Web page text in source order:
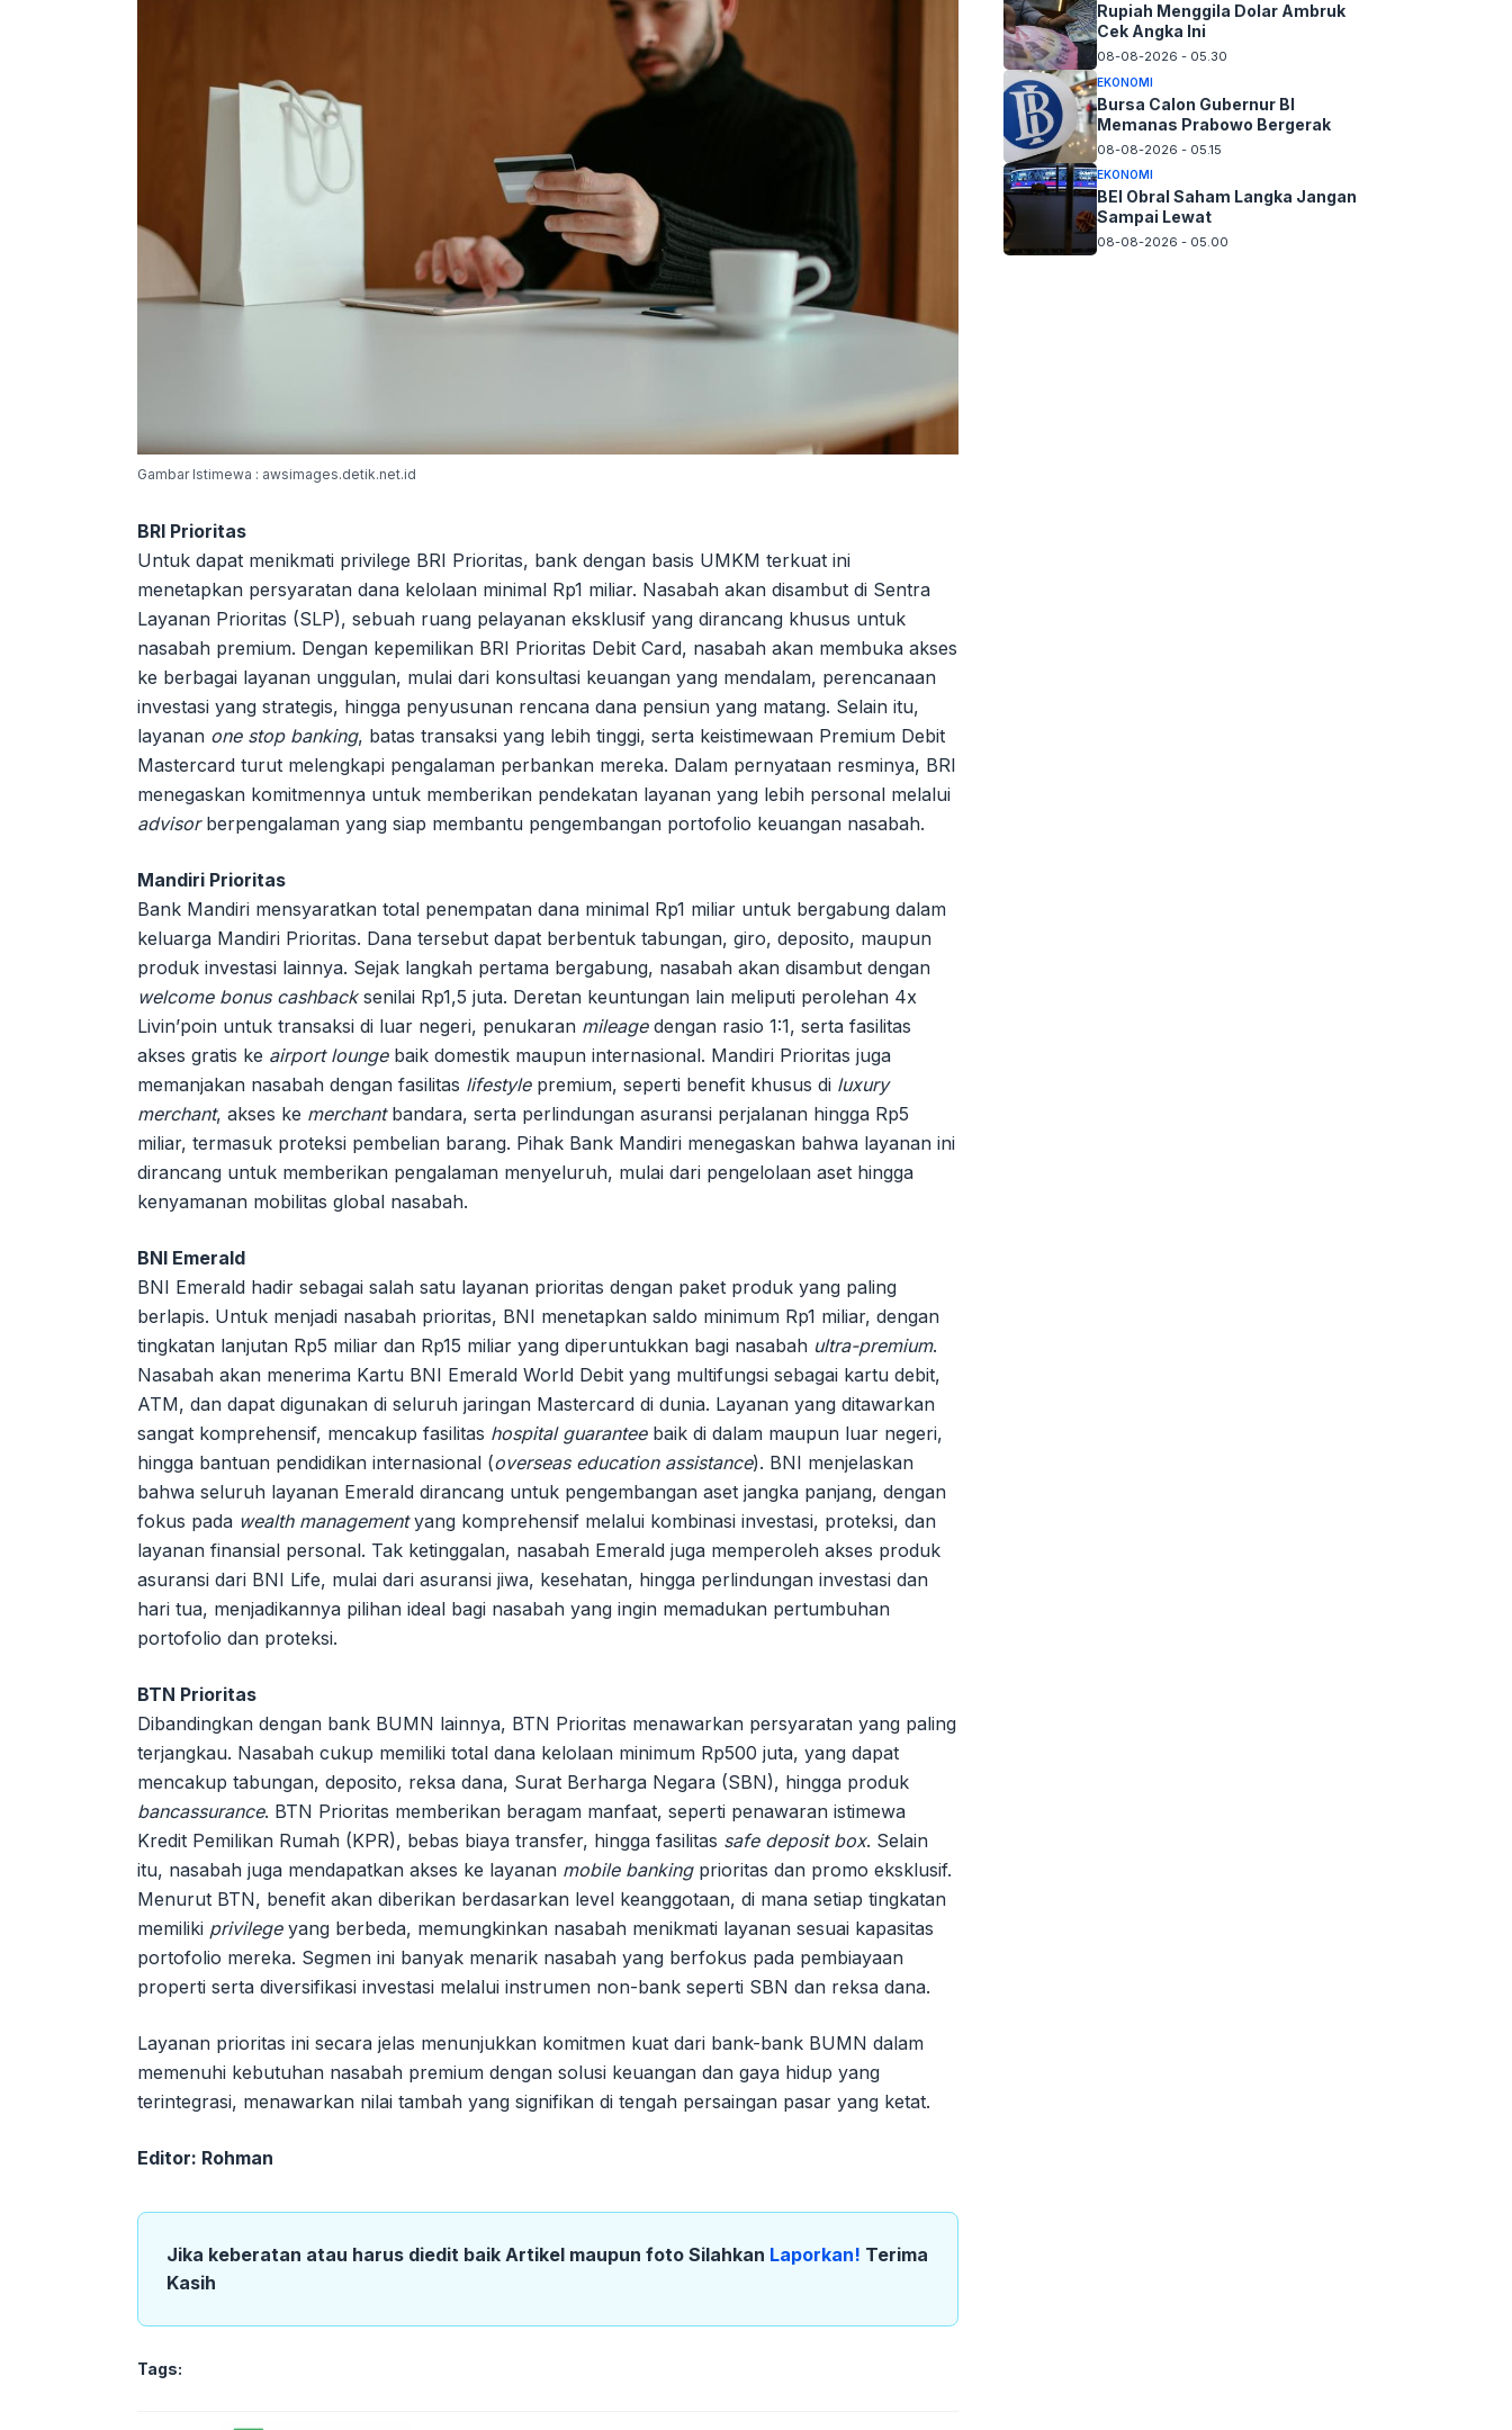
Gambar Istimewa : awsimages.detik.net.id
BRI Prioritas
Untuk dapat menikmati privilege BRI Prioritas, bank dengan basis UMKM terkuat ini
menetapkan persyaratan dana kelolaan minimal Rp1 miliar. Nasabah akan disambut di Sentra
Layanan Prioritas (SLP), sebuah ruang pelayanan eksklusif yang dirancang khusus untuk
nasabah premium. Dengan kepemilikan BRI Prioritas Debit Card, nasabah akan membuka akses
ke berbagai layanan unggulan, mulai dari konsultasi keuangan yang mendalam, perencanaan
investasi yang strategis, hingga penyusunan rencana dana pensiun yang matang. Selain itu,
layanan one stop banking, batas transaksi yang lebih tinggi, serta keistimewaan Premium Debit
Mastercard turut melengkapi pengalaman perbankan mereka. Dalam pernyataan resminya, BRI
menegaskan komitmennya untuk memberikan pendekatan layanan yang lebih personal melalui
advisorberpengalaman yang siap membantu pengembangan portofolio keuangan nasabah.
Mandiri Prioritas
Bank Mandiri mensyaratkan total penempatan dana minimal Rp1 miliar untuk bergabung dalam
keluarga Mandiri Prioritas. Dana tersebut dapat berbentuk tabungan, giro, deposito, maupun
produk investasi lainnya. Sejak langkah pertama bergabung, nasabah akan disambut dengan
welcome bonus cashbacksenilai Rp1,5 juta. Deretan keuntungan lain meliputi perolehan 4x
Livin’poin untuk transaksi di luar negeri, penukaran mileagedengan rasio 1:1, serta fasilitas
akses gratis ke airport loungebaik domestik maupun internasional. Mandiri Prioritas juga
memanjakan nasabah dengan fasilitas lifestylepremium, seperti benefit khusus di luxury
merchant, akses ke merchantbandara, serta perlindungan asuransi perjalanan hingga Rp5
miliar, termasuk proteksi pembelian barang. Pihak Bank Mandiri menegaskan bahwa layanan ini
dirancang untuk memberikan pengalaman menyeluruh, mulai dari pengelolaan aset hingga
kenyamanan mobilitas global nasabah.
BNI Emerald
BNI Emerald hadir sebagai salah satu layanan prioritas dengan paket produk yang paling
berlapis. Untuk menjadi nasabah prioritas, BNI menetapkan saldo minimum Rp1 miliar, dengan
tingkatan lanjutan Rp5 miliar dan Rp15 miliar yang diperuntukkan bagi nasabah ultra-premium.
Nasabah akan menerima Kartu BNI Emerald World Debit yang multifungsi sebagai kartu debit,
ATM, dan dapat digunakan di seluruh jaringan Mastercard di dunia. Layanan yang ditawarkan
sangat komprehensif, mencakup fasilitas hospital guaranteebaik di dalam maupun luar negeri,
hingga bantuan pendidikan internasional (overseas education assistance). BNI menjelaskan
bahwa seluruh layanan Emerald dirancang untuk pengembangan aset jangka panjang, dengan
fokus pada wealth managementyang komprehensif melalui kombinasi investasi, proteksi, dan
layanan finansial personal. Tak ketinggalan, nasabah Emerald juga memperoleh akses produk
asuransi dari BNI Life, mulai dari asuransi jiwa, kesehatan, hingga perlindungan investasi dan
hari tua, menjadikannya pilihan ideal bagi nasabah yang ingin memadukan pertumbuhan
portofolio dan proteksi.
BTN Prioritas
Dibandingkan dengan bank BUMN lainnya, BTN Prioritas menawarkan persyaratan yang paling
terjangkau. Nasabah cukup memiliki total dana kelolaan minimum Rp500 juta, yang dapat
mencakup tabungan, deposito, reksa dana, Surat Berharga Negara (SBN), hingga produk
bancassurance. BTN Prioritas memberikan beragam manfaat, seperti penawaran istimewa
Kredit Pemilikan Rumah (KPR), bebas biaya transfer, hingga fasilitas safe deposit box. Selain
itu, nasabah juga mendapatkan akses ke layanan mobile bankingprioritas dan promo eksklusif.
Menurut BTN, benefit akan diberikan berdasarkan level keanggotaan, di mana setiap tingkatan
memiliki privilegeyang berbeda, memungkinkan nasabah menikmati layanan sesuai kapasitas
portofolio mereka. Segmen ini banyak menarik nasabah yang berfokus pada pembiayaan
properti serta diversifikasi investasi melalui instrumen non-bank seperti SBN dan reksa dana.
Layanan prioritas ini secara jelas menunjukkan komitmen kuat dari bank-bank BUMN dalam
memenuhi kebutuhan nasabah premium dengan solusi keuangan dan gaya hidup yang
terintegrasi, menawarkan nilai tambah yang signifikan di tengah persaingan pasar yang ketat.
Editor: Rohman
Jika keberatan atau harus diedit baik Artikel maupun foto Silahkan Laporkan! Terima
Kasih
Tags:
Rupiah Menggila Dolar Ambruk
Cek Angka Ini
08-08-2026 - 05.30
EKONOMI
Bursa Calon Gubernur BI
Memanas Prabowo Bergerak
08-08-2026 - 05.15
EKONOMI
BEI Obral Saham Langka Jangan
Sampai Lewat
08-08-2026 - 05.00